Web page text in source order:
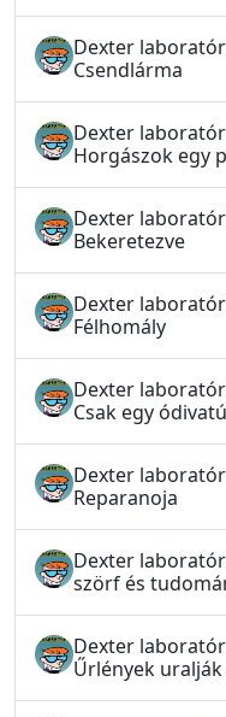
Dexter
Csendlárma
Dexter
Horgászok egy
Dexter
Bekeretezve
Dexter
Félhomály
Dexter
Csak egy
Dexter
Reparanoja
Dexter
szörf és
Dexter
Űrlények